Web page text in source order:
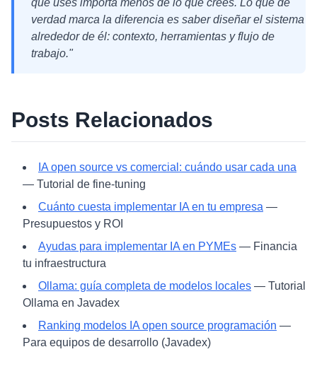
que uses importa menos de lo que crees. Lo que de
verdad marca la diferencia es saber diseñar el sistema
alrededor de él: contexto, herramientas y flujo de
trabajo."
Posts Relacionados
IA open source vs comercial: cuándo usar cada una
— Tutorial de fine-tuning
Cuánto cuesta implementar IA en tu empresa —
Presupuestos y ROI
Ayudas para implementar IA en PYMEs — Financia
tu infraestructura
Ollama: guía completa de modelos locales — Tutorial
Ollama en Javadex
Ranking modelos IA open source programación —
Para equipos de desarrollo (Javadex)